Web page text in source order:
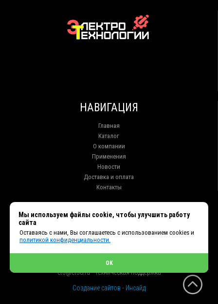
НАВИГАЦИЯ
Главная
Каталог
О компании
Применения
Новости
Доставка и оплата
Контакты
+7 (914) 010-76-83, 8 (3952) 93-27-93 - Отдел продаж
+7 (950) 075-85-99 - Техническая поддержка
et2@et38.ru - Отдел продаж
et3@et38.ru - Техническая поддержка
Создание сайтов - Инсайд
Мы используем файлы cookie, чтобы улучшить работу
сайта
Оставаясь с нами, Вы соглашаетесь с использованием cookies и
политикой конфиденциальности.
OK